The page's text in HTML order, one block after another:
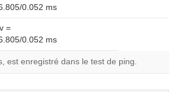
0.052 ms
=
0.052 ms
est enregistré dans le test de ping.